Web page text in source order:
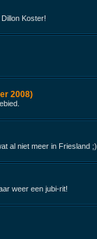
Koster!
2008)
al niet meer in Friesland ;)
weer een jubi-rit!